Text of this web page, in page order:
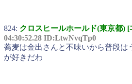
824: クロスヒールホールド(東京都) [
04:30:52.28 ID:LtwNvqTp0
蕎麦は金出さんと不味いから普段は
が好きだわ